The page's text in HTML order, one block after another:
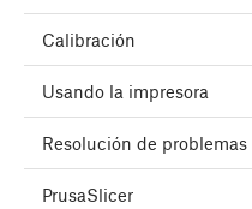
Calibración
Usando la impresora
Resolución de problemas
PrusaSlicer